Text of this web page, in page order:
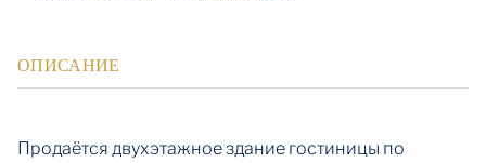
ОПИСАНИЕ
Продаётся двухэтажное здание гостиницы по